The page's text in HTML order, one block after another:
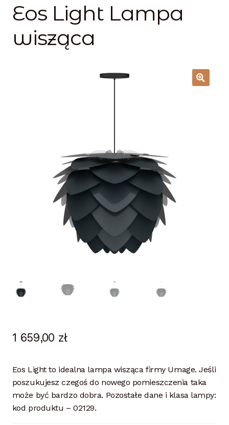
Lampy i oświetlenie
Polityka prywatności
Polityka rabatowa
Regulamin
Eos Light Lampa
wisząca
1 659,00 zł
Eos Light to idealna lampa wisząca firmy Umage. Jeśli
poszukujesz czegoś do nowego pomieszczenia taka
może być bardzo dobra. Pozostałe dane i klasa lampy:
kod produktu – 02129.